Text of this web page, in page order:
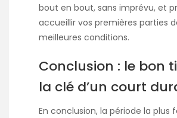
bout en bout, sans imprévu, et
accueillir vos premières parties
meilleures conditions.
Conclusion : le bon
la clé d’un court
En conclusion, la période la plus